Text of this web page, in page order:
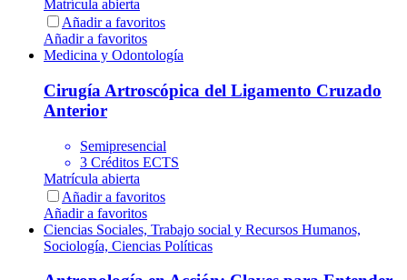
Matrícula abierta
Añadir a favoritos
Añadir a favoritos
Medicina y Odontología
Cirugía Artroscópica del Ligamento Cruzado
Anterior
Semipresencial
3 Créditos ECTS
Matrícula abierta
Añadir a favoritos
Añadir a favoritos
Ciencias Sociales, Trabajo social y Recursos Humanos,
Sociología, Ciencias Políticas